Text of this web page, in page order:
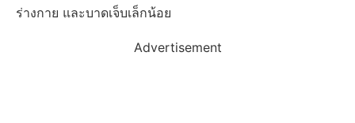
ร่างกาย และบาดเจ็บเล็กน้อย
Advertisement